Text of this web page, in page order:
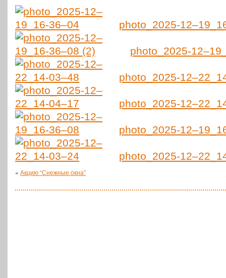
photo_2025-
photo_2025-
photo_2025-
photo_2025-
photo_2025-
photo_2025-
« Акцию “Снежные окна”